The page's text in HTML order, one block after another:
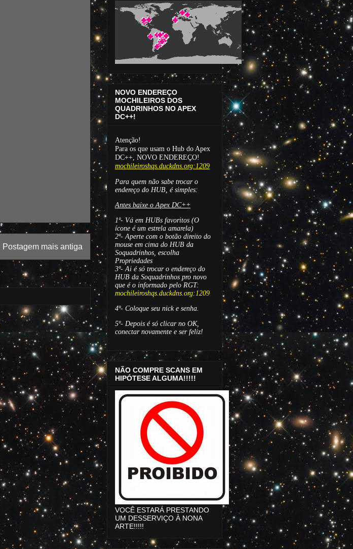
Postagem mais antiga
NOVO ENDEREÇO
MOCHILEIROS DOS
QUADRINHOS NO APEX
DC++!
Atenção!
Para os que usam o Hub do Apex
DC++, NOVO ENDEREÇO!
mochileiroshqs.duckdns.org:1209
Para quem não sabe trocar o
endereço do HUB, é simples:
Antes baixe o Apex DC++
1º- Vá em HUBs favoritos (O
ícone é um estrela amarela)
2º- Aperte com o botão direito do
mouse em cima do HUB da
Soquadrinhos, escolha
Propriedades
3º- Ai é só trocar o endereço do
HUB da Soquadrinhos pro novo
que é o informado pelo RGT:
mochileiroshqs.duckdns.org:1209
4º- Coloque seu nick e senha.
5º- Depois é só clicar no OK,
conectar novamente e ser feliz!
NÃO COMPRE SCANS EM
HIPÓTESE ALGUMA!!!!!
VOCÊ ESTARÁ PRESTANDO
UM DESSERVIÇO À NONA
ARTE!!!!!